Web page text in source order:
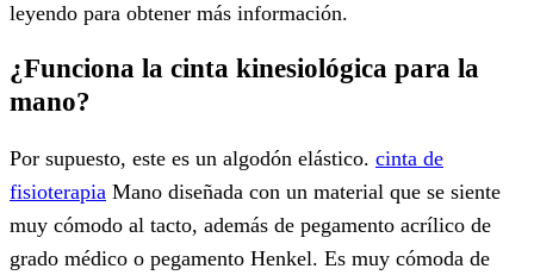
leyendo para obtener más información.
¿Funciona la cinta kinesiológica para la
mano?
Por supuesto, este es un algodón elástico. cinta de
fisioterapia Mano diseñada con un material que se siente
muy cómodo al tacto, además de pegamento acrílico de
grado médico o pegamento Henkel. Es muy cómoda de